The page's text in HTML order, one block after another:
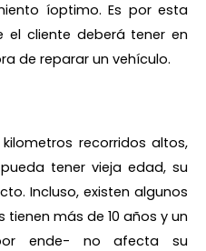
íoptimo. Es por esta
cliente deberá tener en
de reparar un vehículo.
recorridos altos,
tener vieja edad, su
Incluso, existen algunos
más de 10 años y un
ende- no afecta su